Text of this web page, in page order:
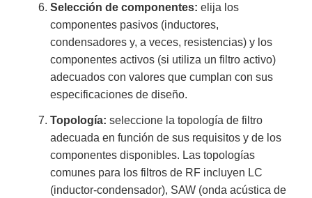
Selección de componentes: elija los
componentes pasivos (inductores,
condensadores y, a veces, resistencias) y los
componentes activos (si utiliza un filtro activo)
adecuados con valores que cumplan con sus
especificaciones de diseño.
Topología: seleccione la topología de filtro
adecuada en función de sus requisitos y de los
componentes disponibles. Las topologías
comunes para los filtros de RF incluyen LC
(inductor-condensador), SAW (onda acústica de